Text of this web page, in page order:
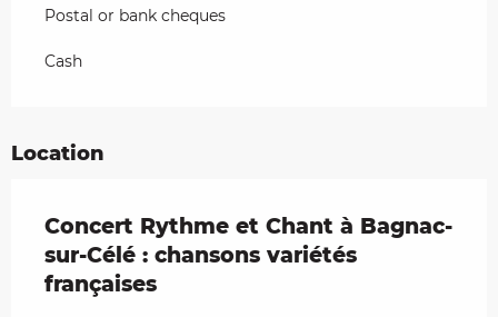
Postal or bank cheques
Cash
Location
Concert Rythme et Chant à Bagnac-
sur-Célé : chansons variétés
françaises